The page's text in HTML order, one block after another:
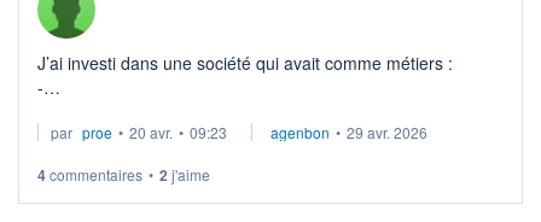
J’ai investi dans une société qui avait comme métiers :
-
commercialisation des systèmes d'impression thermique
par proe • 20 avr. • 09:23 agenbon • 29 avr. 2026
4commentaires • 2 j'aime